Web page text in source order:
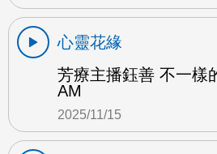
心靈花緣
芳療主播鈺善 不一樣
AM
2025/11/15